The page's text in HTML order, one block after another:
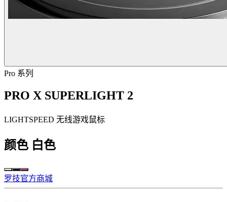
Pro 系列
PRO X SUPERLIGHT 2
LIGHTSPEED 无线游戏鼠标
颜色 白色
罗技官方商城